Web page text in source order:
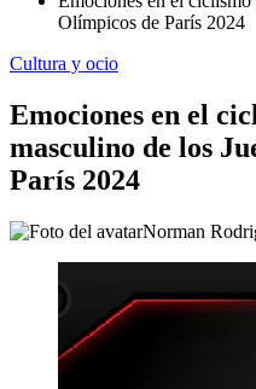
Olímpicos de París 2024
Cultura y ocio
Emociones en el
masculino de los
París 2024
Norman